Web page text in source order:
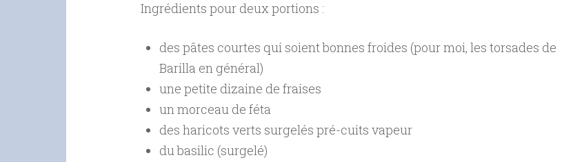
Ingrédients pour deux portions :
des pâtes courtes qui soient bonnes froides (pour moi, les torsades de
Barilla en général)
une petite dizaine de fraises
un morceau de féta
des haricots verts surgelés pré-cuits vapeur
du basilic (surgelé)